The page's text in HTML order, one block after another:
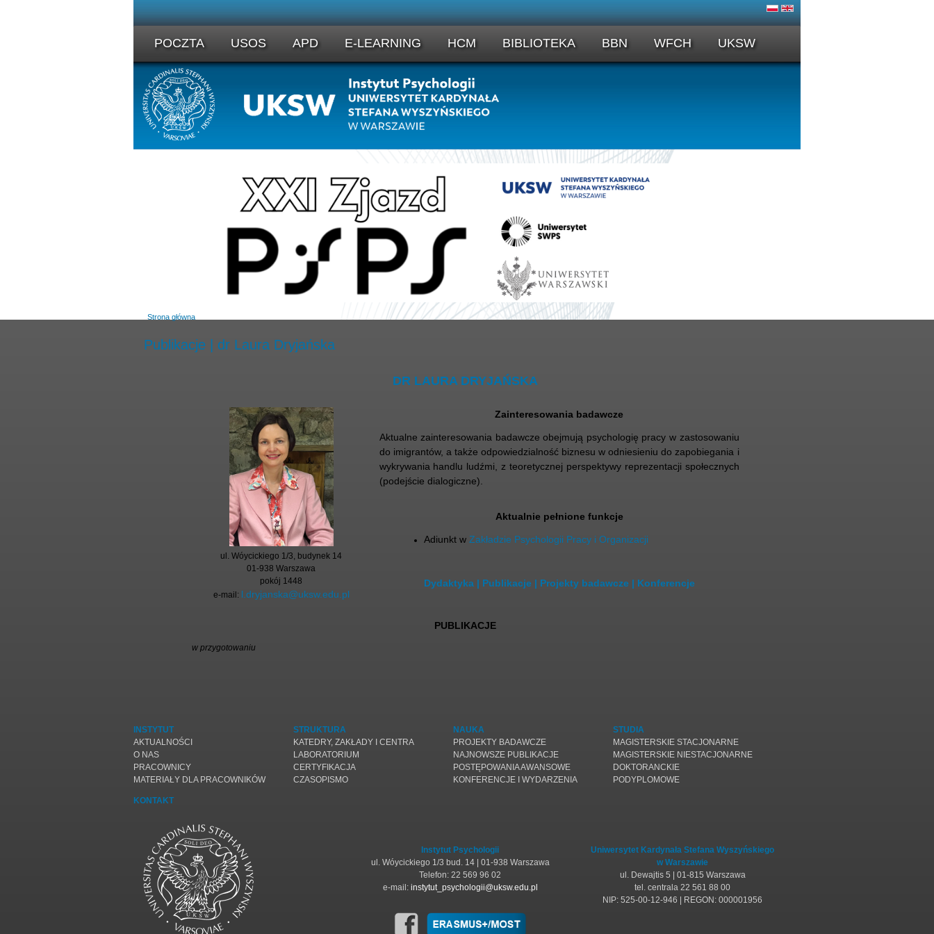
POCZTA USOS APD E-LEARNING HCM BIBLIOTEKA BBN WFCH UKSW
Strona główna
Publikacje | dr Laura Dryjańska
DR LAURA DRYJAŃSKA
ul. Wóycickiego 1/3, budynek 14
01-938 Warszawa
pokój 1448
e-mail: l.dryjanska@uksw.edu.pl
Zainteresowania badawcze
Aktualne zainteresowania badawcze obejmują psychologię pracy w zastosowaniu
do imigrantów, a także odpowiedzialność biznesu w odniesieniu do zapobiegania i
wykrywania handlu ludźmi, z teoretycznej perspektywy reprezentacji społecznych
(podejście dialogiczne).
Aktualnie pełnione funkcje
Adiunkt w Zakładzie Psychologii Pracy i Organizacji
Dydaktyka| Publikacje | Projekty badawcze | Konferencje
PUBLIKACJE
w przygotowaniu
INSTYTUT
AKTUALNOŚCI
O NAS
PRACOWNICY
MATERIAŁY DLA PRACOWNIKÓW
KONTAKT
STRUKTURA
KATEDRY, ZAKŁADY I CENTRA
LABORATORIUM
CERTYFIKACJA
CZASOPISMO
NAUKA
PROJEKTY BADAWCZE
NAJNOWSZE PUBLIKACJE
POSTĘPOWANIA AWANSOWE
KONFERENCJE I WYDARZENIA
STUDIA
MAGISTERSKIE STACJONARNE
MAGISTERSKIE NIESTACJONARNE
DOKTORANCKIE
PODYPLOMOWE
Instytut Psychologii
ul. Wóycickiego 1/3 bud. 14 | 01-938 Warszawa
Telefon: 22 569 96 02
e-mail: instytut_psychologii@uksw.edu.pl
Uniwersytet Kardynała Stefana Wyszyńskiego
w Warszawie
ul. Dewajtis 5 | 01-815 Warszawa
tel. centrala 22 561 88 00
NIP: 525-00-12-946 | REGON: 000001956